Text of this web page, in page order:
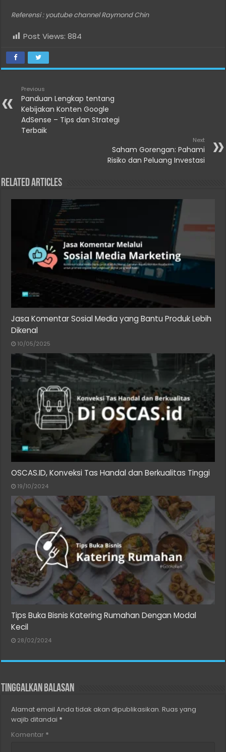
Referensi : youtube channel Raymond Chin
Post Views: 884
Previous
Panduan Lengkap tentang
Kebijakan Konten Google
AdSense – Tips dan Strategi
Terbaik
Next
Saham Gorengan: Pahami
Risiko dan Peluang Investasi
Related Articles
Jasa Komentar Sosial Media yang Bantu Produk Lebih
Dikenal
10/05/2025
OSCAS.ID, Konveksi Tas Handal dan Berkualitas Tinggi
19/10/2024
Tips Buka Bisnis Katering Rumahan Dengan Modal
Kecil
28/02/2024
Tinggalkan Balasan
Alamat email Anda tidak akan dipublikasikan. Ruas yang
wajib ditandai *
Komentar *